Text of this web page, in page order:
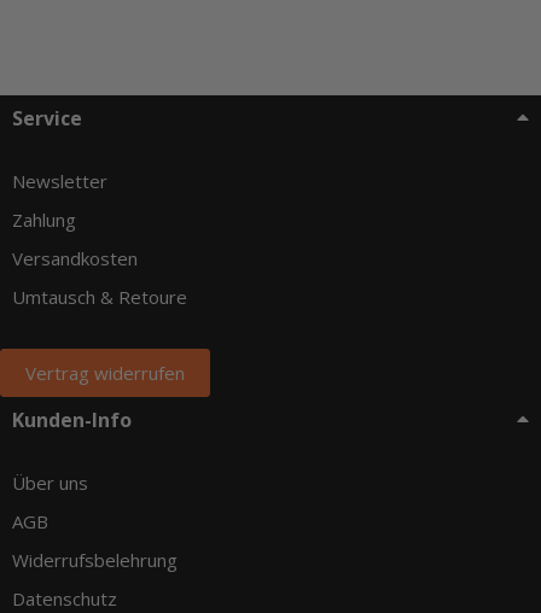
Service
Newsletter
Zahlung
Versandkosten
Umtausch & Retoure
Vertrag widerrufen
Kunden-Info
Über uns
AGB
Widerrufsbelehrung
Datenschutz